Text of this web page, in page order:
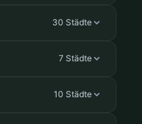
30 Städte
7 Städte
10 Städte